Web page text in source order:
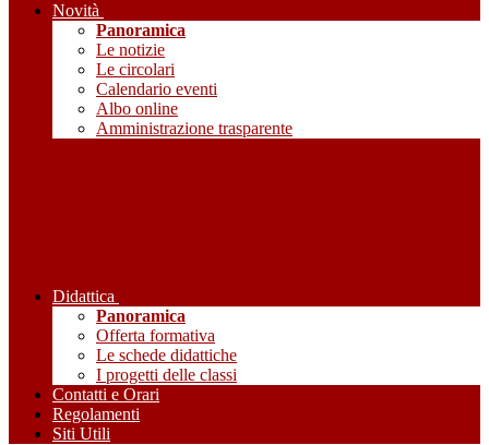
Novità
Panoramica
Le notizie
Le circolari
Calendario eventi
Albo online
Amministrazione trasparente
Didattica
Panoramica
Offerta formativa
Le schede didattiche
I progetti delle classi
Contatti e Orari
Regolamenti
Siti Utili